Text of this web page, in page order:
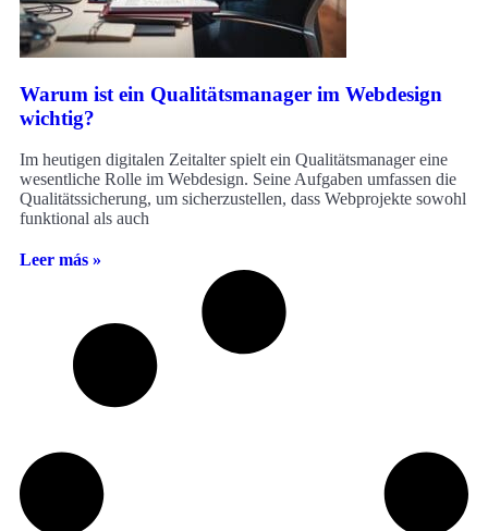
Warum ist ein Qualitätsmanager im Webdesign
wichtig?
Im heutigen digitalen Zeitalter spielt ein Qualitätsmanager eine
wesentliche Rolle im Webdesign. Seine Aufgaben umfassen die
Qualitätssicherung, um sicherzustellen, dass Webprojekte sowohl
funktional als auch
Leer más »